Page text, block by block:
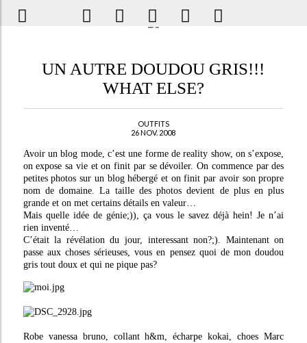
UN AUTRE DOUDOU GRIS!!!
WHAT ELSE?
OUTFITS
26 NOV. 2008
Avoir un blog mode, c’est une forme de reality show, on s’expose,
on expose sa vie et on finit par se dévoiler. On commence par des
petites photos sur un blog hébergé et on finit par avoir son propre
nom de domaine. La taille des photos devient de plus en plus
grande et on met certains détails en valeur…
Mais quelle idée de génie;)), ça vous le savez déjà hein! Je n’ai
rien inventé…
C’était la révélation du jour, interessant non?;). Maintenant on
passe aux choses sérieuses, vous en pensez quoi de mon doudou
gris tout doux et qui ne pique pas?
Robe vanessa bruno, collant h&m, écharpe kokai, choes Marc